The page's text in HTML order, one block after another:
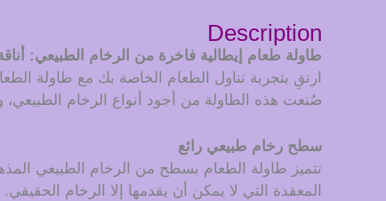
Description
طاولة طعام إيطالية فاخرة من الرخام الطبيعي:
صُنعت هذه الطاولة من أجود أنواع الرخام الطبيعي،
سطح رخام طبيعي رائع
تتميز طاولة الطعام بسطح من الرخام الطبيعي
المعقدة التي لا يمكن أن يقدمها إلا الرخام